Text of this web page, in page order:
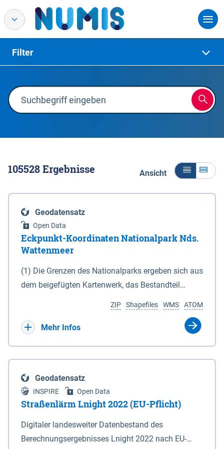
Filter
105528Ergebnisse Ansicht
Geodatensatz
Open Data
Eckpunkt-Koordinaten Nationalpark Nds.
Wattenmeer
(1) Die Grenzen des Nationalparks ergeben sich aus
dem beigefügten Kartenwerk, das Bestandteil
(DTK) im Maßstab 1 : 100 000 (Anlage 2), 2.
verkleinerte Amtliche Karte 1 : 5 000 (AK5) im
projizierte Koordinaten im Europäischen
Terrestrischen Referenzsystem 1989 (ETRS 89) mit
der Universalen Transversalen Mercator-Abbildung
bezogen auf die Zone 32 N (UTM 32N) dargestellt
(Anlage 4); Gleiches gilt für die geografischen
ATOM
WMS
Shapefiles
ZIP
Mehr Infos
Geodatensatz
INSPIRE Open Data
Straßenlärm Lnight 2022 (EU-Pflicht)
Digitaler landesweiter Datenbestand des
Berechnungsergebnisses Lnight 2022 nach EU-